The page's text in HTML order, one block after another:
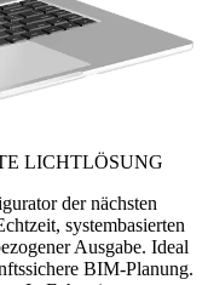
LICHTLÖSUNG
der nächsten
systembasierten
Ausgabe. Ideal
BIM-Planung.